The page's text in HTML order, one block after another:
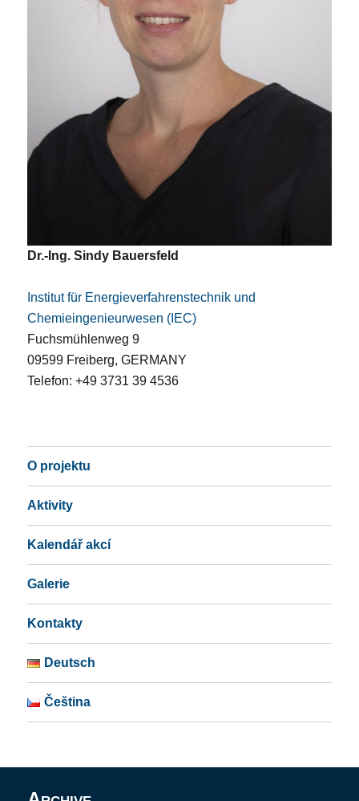
Dr.-Ing. Sindy Bauersfeld
Institut für Energieverfahrenstechnik und
Chemieingenieurwesen (IEC)
Fuchsmühlenweg 9
09599 Freiberg, GERMANY
Telefon: +49 3731 39 4536
O projektu
Aktivity
Kalendář akcí
Galerie
Kontakty
Deutsch
Čeština